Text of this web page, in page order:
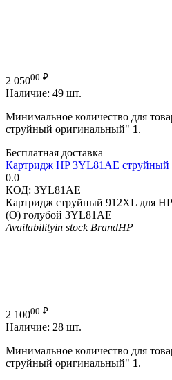
2 05000 ₽
Наличие: 49 шт.
Минимальное количество для
струйный оригинальный" 1.
Бесплатная доставка
Картридж HP 3YL81AE струйный
0.0
КОД: 3YL81AE
Картридж струйный 912XL для
(О) голубой 3YL81AE
Availabilityin stock BrandHP
2 10000 ₽
Наличие: 28 шт.
Минимальное количество для
струйный оригинальный" 1.